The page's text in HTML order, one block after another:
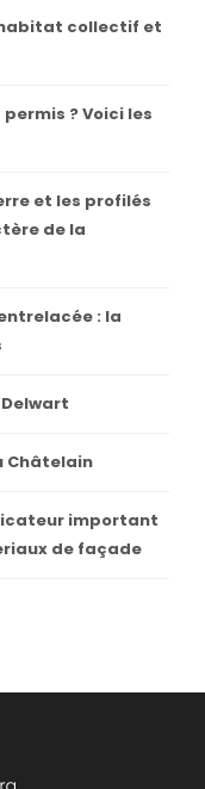
habitat collectif et
? Voici les
et les profilés
de la
: la
Châtelain
important
de façade